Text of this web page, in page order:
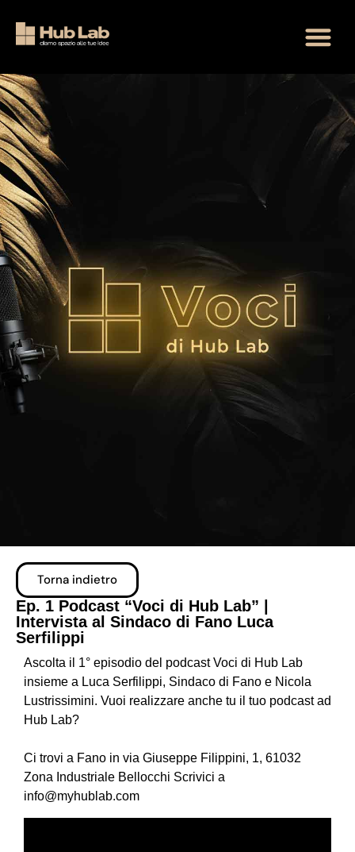
Torna indietro
Ep. 1 Podcast “Voci di Hub Lab” |
Intervista al Sindaco di Fano Luca
Serfilippi
Ascolta il 1° episodio del podcast Voci di Hub Lab
insieme a Luca Serfilippi, Sindaco di Fano e Nicola
Lustrissimini. Vuoi realizzare anche tu il tuo podcast ad
Hub Lab?
Ci trovi a Fano in via Giuseppe Filippini, 1, 61032
Zona Industriale Bellocchi Scrivici a
info@myhublab.com